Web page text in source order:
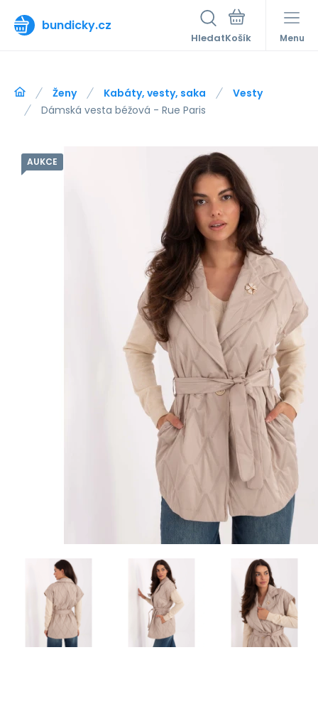
bundicky.cz
Hledat Menu
Ženy Kabáty, vesty, saka
Vesty
Dámská vesta béžová - Rue Paris
AUKCE